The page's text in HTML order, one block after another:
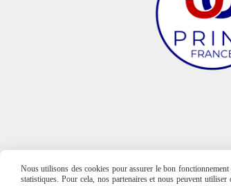
Nous utilisons des cookies pour assurer le bon
statistiques. Pour cela, nos partenaires et nous peuvent